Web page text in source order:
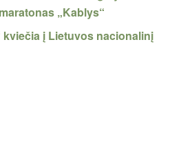
„Kablys“
kviečia į Lietuvos nacionalinį